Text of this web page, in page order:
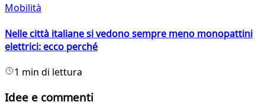
Mobilità
Nelle città italiane si vedono sempre meno monopattini
elettrici: ecco perché
1 min di lettura
Idee e commenti